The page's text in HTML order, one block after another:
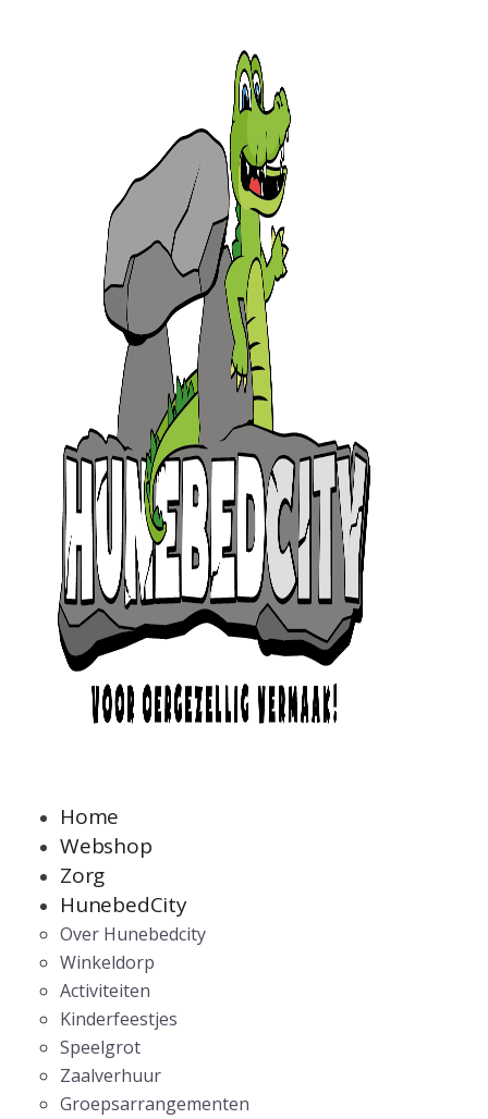
Home
Webshop
Zorg
HunebedCity
Over Hunebedcity
Winkeldorp
Activiteiten
Kinderfeestjes
Speelgrot
Zaalverhuur
Groepsarrangementen